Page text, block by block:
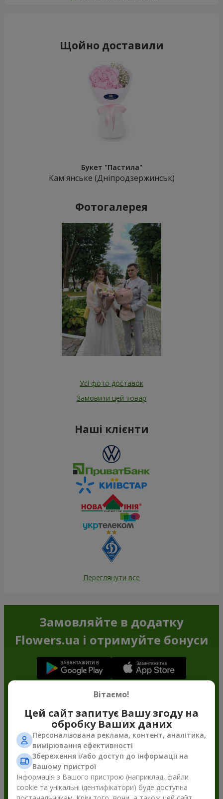
Щойно доставили
Букет "Пастила"
Кам'янське (Дніпродзержинськ)
Фотогалерея
Усі фото доставок
Замовити цей товар
Наші клієнти
Переглянути все
Замовляйте в додатку
Flowers.ua і отримуйте бонуси
Вітаємо!
Цей сайт запитує Вашу згоду на
обробку Ваших даних
Персоналізована реклама, контент, аналітика,
вимірювання ефективності
Збереження і/або доступ до інформації на
Вашому пристрої
Інформація з Вашого пристрою (наприклад, файли
cookie та унікальні ідентифікатори) буде доступна